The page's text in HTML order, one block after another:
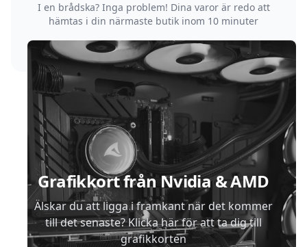
I en brådska? Inga problem! Dina varor är redo att
hämtas i din närmaste butik inom 10 minuter
Grafikkort från Nvidia & AMD
Älskar du att ligga i framkant när det kommer
till det senaste? Klicka här för att ta dig till
grafikkorten